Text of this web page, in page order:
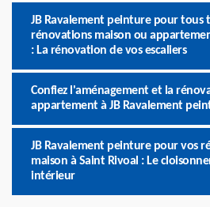
JB Ravalement peinture pour tous
rénovations maison ou
: La rénovation de vos escaliers
Confiez l'aménagement et la
appartement à JB Ravalement
JB Ravalement peinture pour vos
maison à Saint Rivoal : Le
intérieur